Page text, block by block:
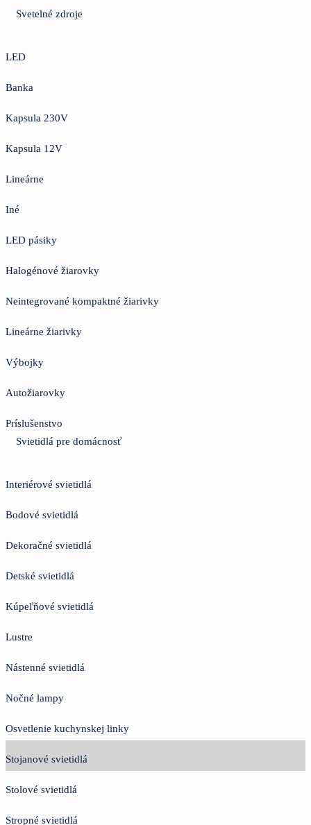
Svetelné zdroje
LED
Banka
Kapsula 230V
Kapsula 12V
Lineárne
Iné
LED pásiky
Halogénové žiarovky
Neintegrované kompaktné žiarivky
Lineárne žiarivky
Výbojky
Autožiarovky
Príslušenstvo
Svietidlá pre domácnosť
Interiérové svietidlá
Bodové svietidlá
Dekoračné svietidlá
Detské svietidlá
Kúpeľňové svietidlá
Lustre
Nástenné svietidlá
Nočné lampy
Osvetlenie kuchynskej linky
Stojanové svietidlá
Stolové svietidlá
Stropné svietidlá